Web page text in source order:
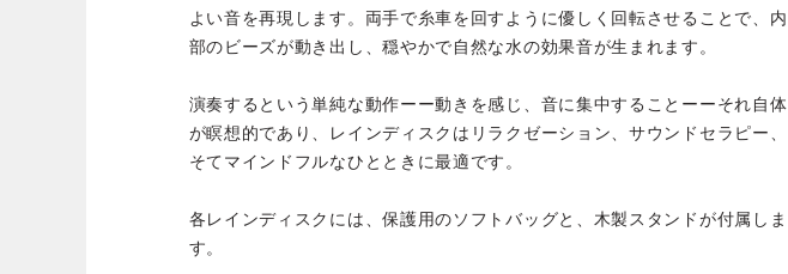
よい音を再現します。両手で糸車を回すように優しく回転させることで、内
部のビーズが動き出し、穏やかで自然な水の効果音が生まれます。
演奏するという単純な動作ーー動きを感じ、音に集中することーーそれ自体
が瞑想的であり、レインディスクはリラクゼーション、サウンドセラピー、
そてマインドフルなひとときに最適です。
各レインディスクには、保護用のソフトバッグと、木製スタンドが付属しま
す。